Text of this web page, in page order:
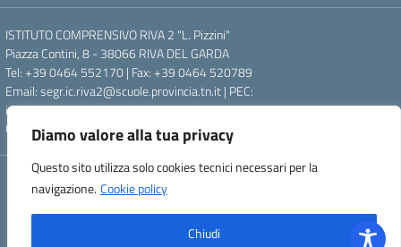
Diamo valore alla tua privacy
Questo sito utilizza solo cookies tecnici necessari per la
navigazione. Cookie policy
Chiudi
ISTITUTO COMPRENSIVO RIVA 2 "L. Pizzini"
Piazza Contini, 8 - 38066 RIVA DEL GARDA
Tel: +39 0464 552170 | Fax: +39 0464 520789
Email: segr.ic.riva2@scuole.provincia.tn.it | PEC:
ic.riva2@pec.provincia.tn.it
Codice fiscale: 84003390220
Concept & Design by Designers Italia